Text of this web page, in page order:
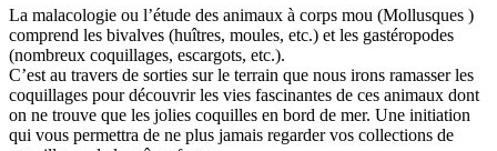
La malacologie ou l’étude des animaux à corps mou (Mollusques )
comprend les bivalves (huîtres, moules, etc.) et les gastéropodes
(nombreux coquillages, escargots, etc.).
C’est au travers de sorties sur le terrain que nous irons ramasser les
coquillages pour découvrir les vies fascinantes de ces animaux dont
on ne trouve que les jolies coquilles en bord de mer. Une initiation
qui vous permettra de ne plus jamais regarder vos collections de